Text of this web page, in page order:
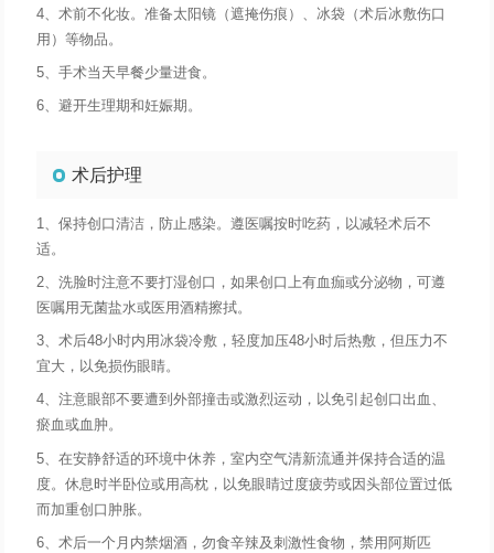
4、术前不化妆。准备太阳镜（遮掩伤痕）、冰袋（术后冰敷伤口
用）等物品。
5、手术当天早餐少量进食。
6、避开生理期和妊娠期。
术后护理
1、保持创口清洁，防止感染。遵医嘱按时吃药，以减轻术后不
适。
2、洗脸时注意不要打湿创口，如果创口上有血痂或分泌物，可遵
医嘱用无菌盐水或医用酒精擦拭。
3、术后48小时内用冰袋冷敷，轻度加压48小时后热敷，但压力不
宜大，以免损伤眼睛。
4、注意眼部不要遭到外部撞击或激烈运动，以免引起创口出血、
瘀血或血肿。
5、在安静舒适的环境中休养，室内空气清新流通并保持合适的温
度。休息时半卧位或用高枕，以免眼睛过度疲劳或因头部位置过低
而加重创口肿胀。
6、术后一个月内禁烟酒，勿食辛辣及刺激性食物，禁用阿斯匹